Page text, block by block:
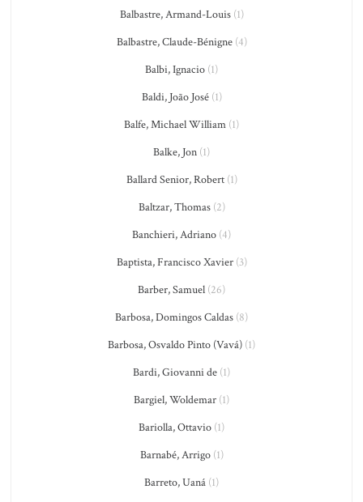
Balbastre, Armand-Louis(1)
Balbastre, Claude-Bénigne(4)
Balbi, Ignacio (1)
Baldi, João José(1)
Balfe, Michael William (1)
Balke, Jon (1)
Ballard Senior, Robert(1)
Baltzar, Thomas(2)
Banchieri, Adriano (4)
Baptista, Francisco Xavier(3)
Barber, Samuel (26)
Barbosa, Domingos Caldas (8)
Barbosa, Osvaldo Pinto (Vavá) (1)
Bardi, Giovanni de (1)
Bargiel, Woldemar (1)
Bariolla, Ottavio (1)
Barnabé, Arrigo(1)
Barreto, Uaná (1)